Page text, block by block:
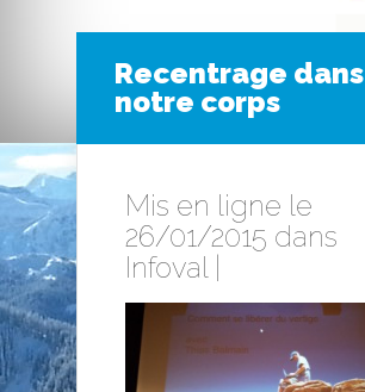
Recentrage dans
notre corps
Mis en ligne le
26/01/2015 dans
Infoval